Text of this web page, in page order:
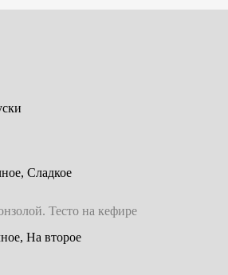
, Сладкое
Тесто на кефире
, На второе